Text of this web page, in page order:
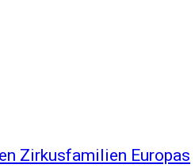
Zirkusfamilien Europas